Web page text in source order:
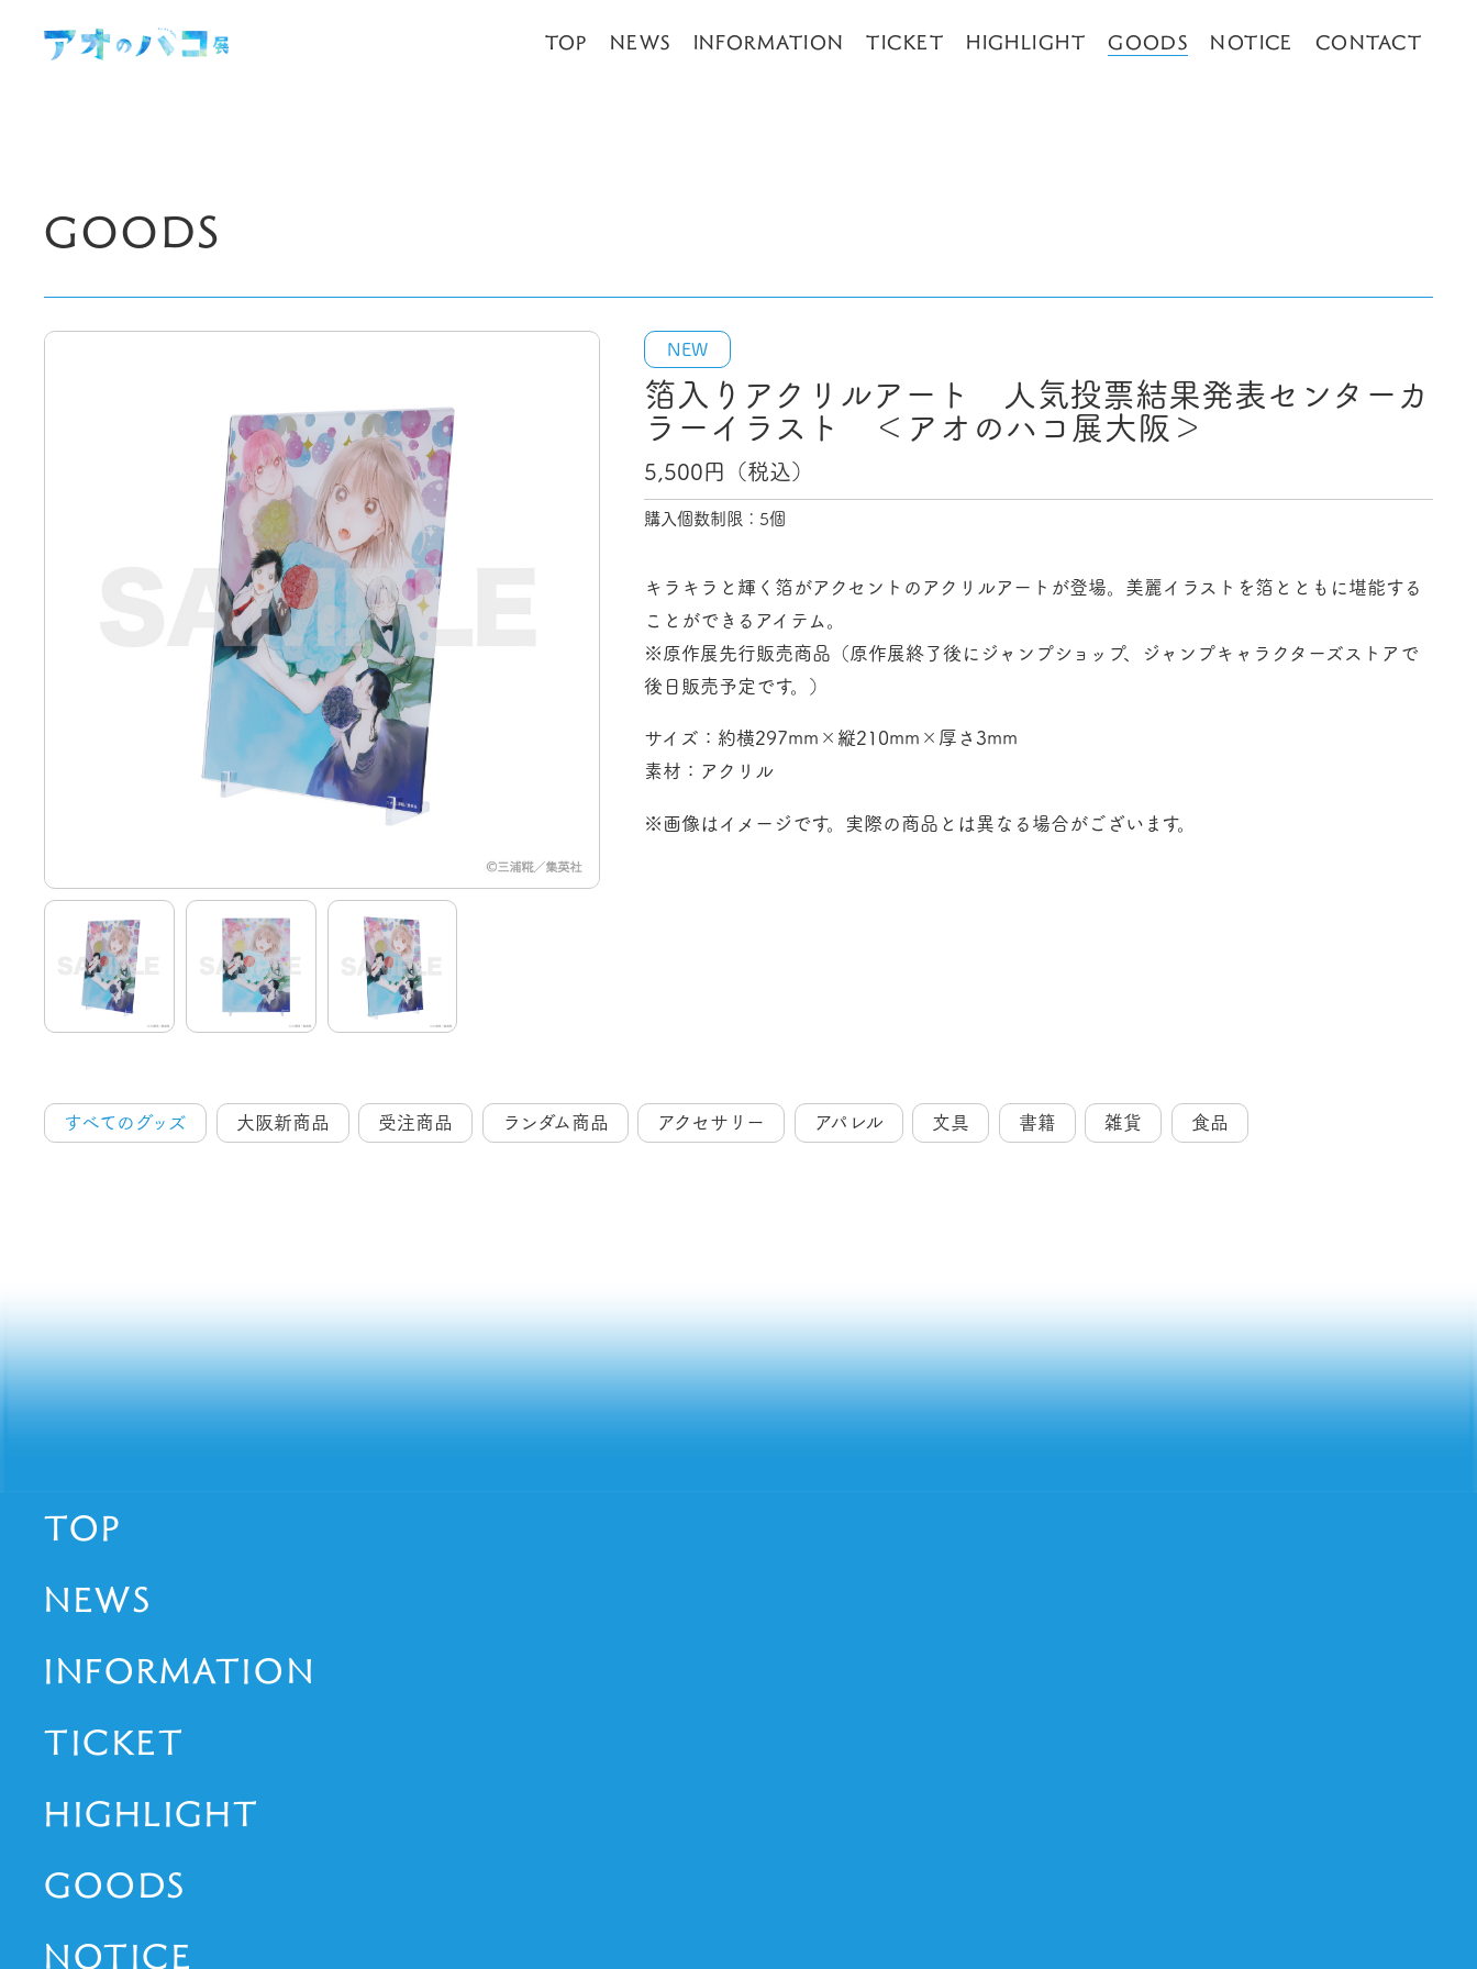
TOP NEWS INFORMATION TICKET HIGHLIGHT GOODS NOTICE CONTACT
GOODS
NEW
箔入りアクリルアート 人気投票結果発表センターカ
ラーイラスト ＜アオのハコ展大阪＞
5,500円（税込）
購入個数制限：5個
キラキラと輝く箔がアクセントのアクリルアートが登場。美麗イラストを箔とともに堪能する
ことができるアイテム。
※原作展先行販売商品（原作展終了後にジャンプショップ、ジャンプキャラクターズストアで
後日販売予定です。）
サイズ：約横297mm×縦210mm×厚さ3mm
素材：アクリル
※画像はイメージです。実際の商品とは異なる場合がございます。
すべてのグッズ 大阪新商品 受注商品 ランダム商品 アクセサリー アパレル 文具 書籍 雑貨 食品
TOP
NEWS
INFORMATION
TICKET
HIGHLIGHT
GOODS
NOTICE